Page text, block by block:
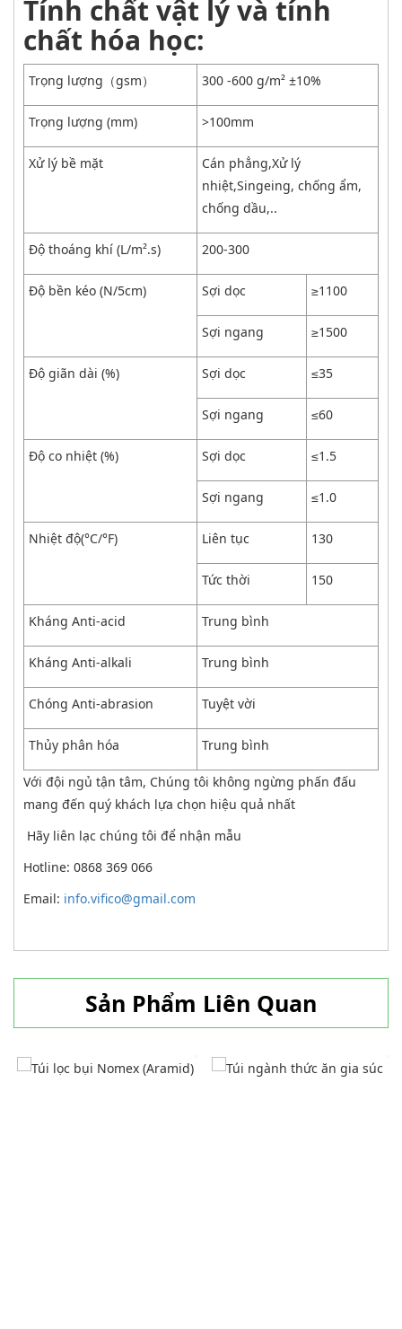
Tính chất vật lý và tính
chất hóa học:
Trọng lượng（gsm） 300 -600 g/m² ±10%
Trọng lượng (mm) >100mm
Xử lý bề mặt
Cán phẳng,Xử lý
nhiệt,Singeing, chống ẩm,
chống dầu,..
Độ thoáng khí (L/m².s) 200-300
Độ bền kéo (N/5cm) Sợi dọc ≥1100
Sợi ngang ≥1500
Độ giãn dài (%) Sợi dọc ≤35
Sợi ngang ≤60
Độ co nhiệt (%) Sợi dọc ≤1.5
Sợi ngang ≤1.0
Nhiệt độ(°C/°F) Liên tục 130
Tức thời 150
Kháng Anti-acid Trung bình
Kháng Anti-alkali Trung bình
Chóng Anti-abrasion Tuyệt vời
Thủy phân hóa Trung bình
Với đội ngủ tận tâm, Chúng tôi không ngừng phấn đấu
mang đến quý khách lựa chọn hiệu quả nhất
Hãy liên lạc chúng tôi để nhận mẫu
Hotline: 0868 369 066
Email: info.vifico@gmail.com
Sản Phẩm Liên Quan